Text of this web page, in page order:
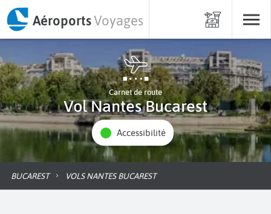
AéroportsVoyages
Carnet de route
Vol Nantes Bucarest
Accessibilité
BUCAREST VOLS NANTES BUCAREST